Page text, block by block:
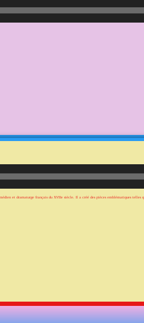
et dramaturge français du XVIIe siècle. Il a créé des pièces emblématiques